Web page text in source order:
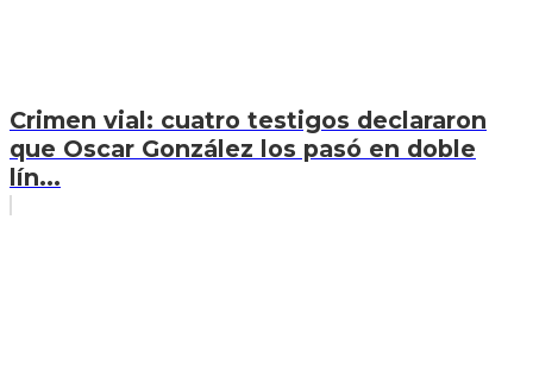
Crimen vial: cuatro testigos declararon
que Oscar González los pasó en doble
lín...